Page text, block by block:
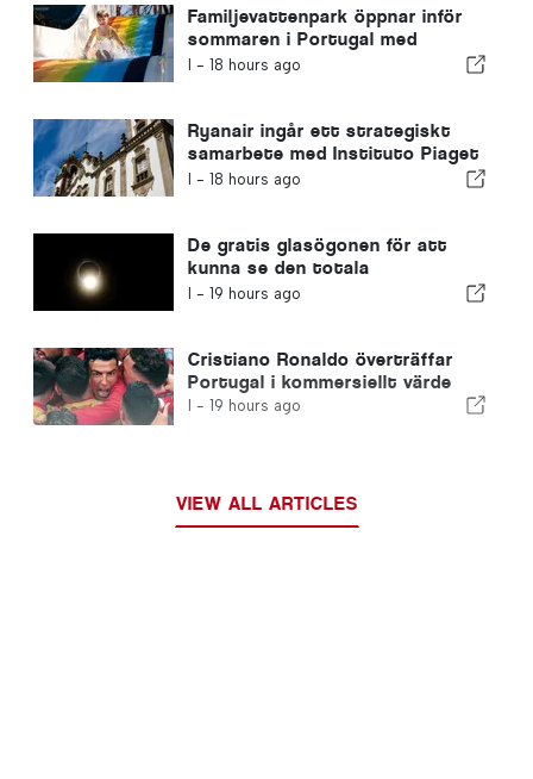
Familjevattenpark öppnar inför
sommaren i Portugal med
biljetter för 2 euro
I - 18 hours ago
Ryanair ingår ett strategiskt
samarbete med Instituto Piaget
de Viseu för utbildning inom
I - 18 hours ago
De gratis glasögonen för att
kunna se den totala
solförmörkelsen i Portugal har
I - 19 hours ago
Cristiano Ronaldo överträffar
Portugal i kommersiellt värde
I - 19 hours ago
VIEW ALL ARTICLES